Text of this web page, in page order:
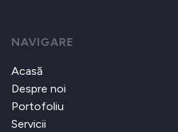
NAVIGARE
Acasă
Despre noi
Portofoliu
Servicii